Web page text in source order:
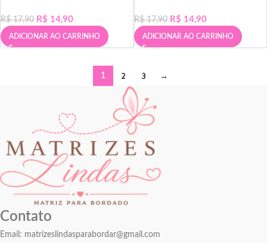
R$17,90 R$ 14,90
ADICIONAR AO CARRINHO
R$17,90 R$ 14,90
ADICIONAR AO CARRINHO
1 2 3 →
Contato
Email: matrizeslindasparabordar@gmail.com